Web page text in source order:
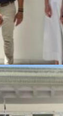
2026 · 18:01
Κατάστημα